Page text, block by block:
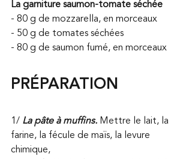
La garniture saumon-tomate séchée
- 80 g de mozzarella, en morceaux
- 50 g de tomates séchées
- 80 g de saumon fumé, en morceaux
PRÉPARATION
1/ La pâte à muffins. Mettre le lait, la
farine, la fécule de maïs, la levure
chimique,